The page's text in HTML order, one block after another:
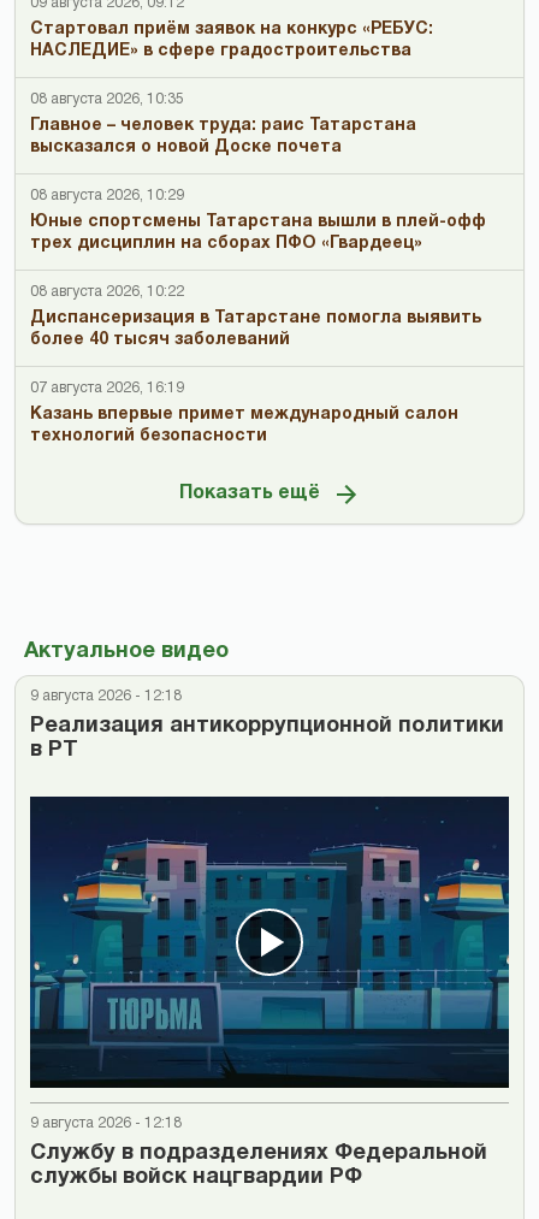
09 августа 2026, 09:12
Стартовал приём заявок на конкурс «РЕБУС:
НАСЛЕДИЕ» в сфере градостроительства
08 августа 2026, 10:35
Главное – человек труда: раис Татарстана
высказался о новой Доске почета
08 августа 2026, 10:29
Юные спортсмены Татарстана вышли в плей-офф
трех дисциплин на сборах ПФО «Гвардеец»
08 августа 2026, 10:22
Диспансеризация в Татарстане помогла выявить
более 40 тысяч заболеваний
07 августа 2026, 16:19
Казань впервые примет международный салон
технологий безопасности
Показать ещё
Актуальное видео
9 августа 2026 - 12:18
Реализация антикоррупционной политики
в РТ
9 августа 2026 - 12:18
Cлужбу в подразделениях Федеральной
службы войск нацгвардии РФ